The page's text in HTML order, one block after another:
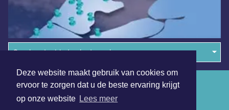
Deze website maakt gebruik van cookies om
ervoor te zorgen dat u de beste ervaring krijgt
op onze website Lees meer
Overige dagbladen in de regio
Algemene voorwaarden
Disclaimer